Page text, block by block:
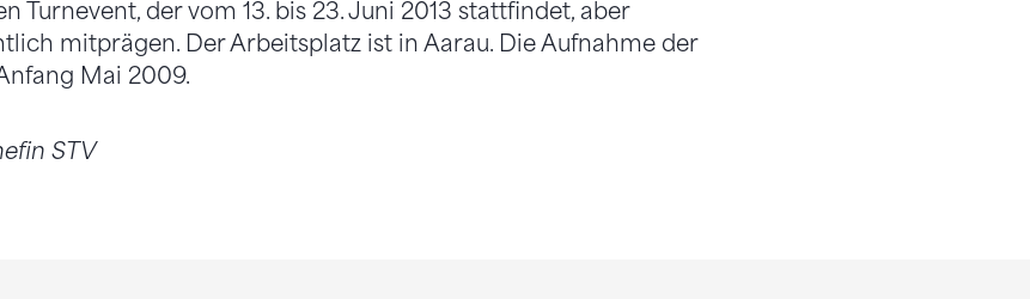
Turnevent, der vom 13. bis 23. Juni 2013 stattfindet, aber
mitprägen. Der Arbeitsplatz ist in Aarau. Die Aufnahme der
Mai 2009.
STV